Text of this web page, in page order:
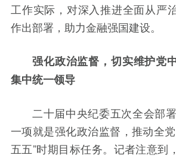
工作实际，对深入推进全面从严
作出部署，助力金融强国建设。
强化政治监督，切实维护党
集中统一领导
二十届中央纪委五次全会部
一项就是强化政治监督，推动全
五五”时期目标任务。记者注意到